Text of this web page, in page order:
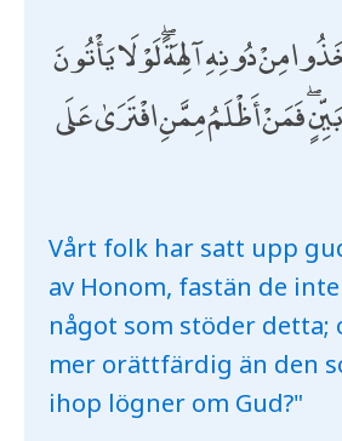
مِنْ دُونِهِ آلِهَةً ۖ لَوْلَا يَأْتُونَ
فَمَنْ أَظْلَمُ مِمَّنِ افْتَرَىٰ عَلَى
Vårt folk har satt upp
av Honom, fastän de
något som stöder detta;
mer orättfärdig än den
ihop lögner om Gud?"